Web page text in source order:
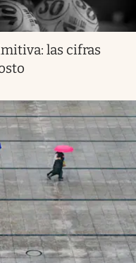
las cifras